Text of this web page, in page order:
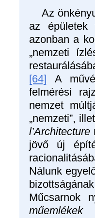
Az
az épületek
azonban a
„nemzeti
[64] A
felmérési
nemzet
„nemzeti”,
l’Architecture
jövő új
Nálunk
Műcsarnok
műemlékek